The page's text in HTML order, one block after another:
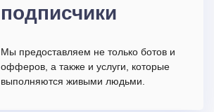
подписчики
Мы предоставляем не только ботов и
офферов, а также и услуги, которые
выполняются живыми людьми.